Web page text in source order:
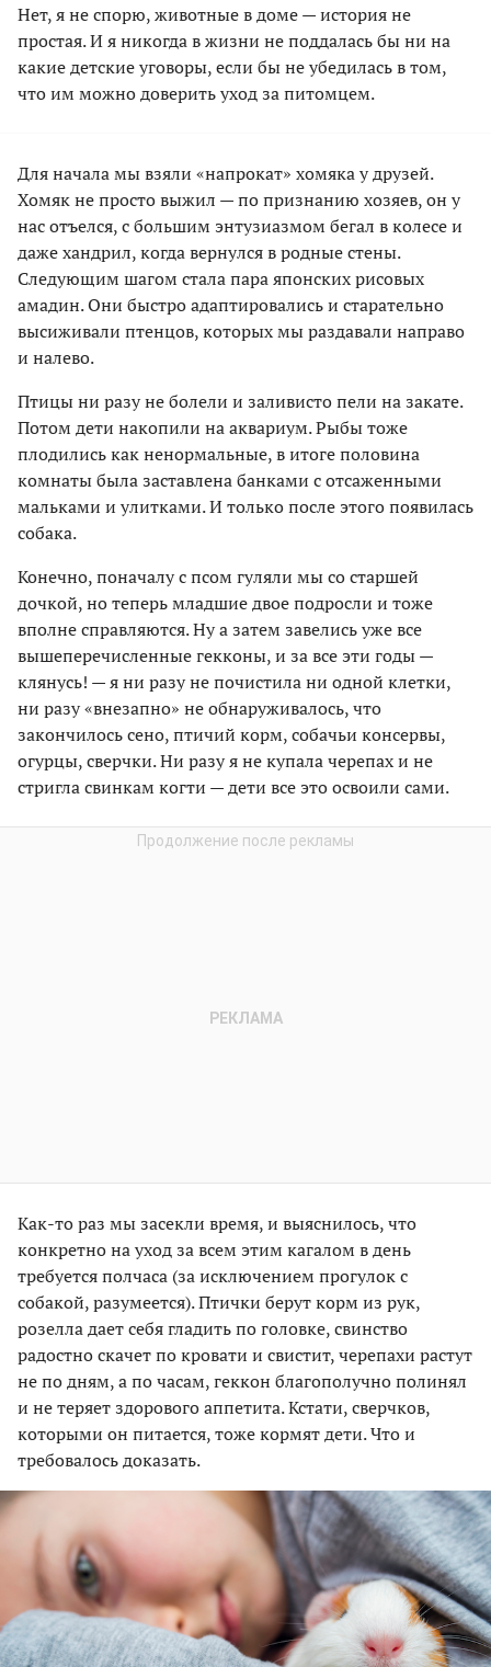
Нет, я не спорю, животные в доме — история не
простая. И я никогда в жизни не поддалась бы ни на
какие детские уговоры, если бы не убедилась в том,
что им можно доверить уход за питомцем.
Для начала мы взяли «напрокат» хомяка у друзей.
Хомяк не просто выжил — по признанию хозяев, он у
нас отъелся, с большим энтузиазмом бегал в колесе и
даже хандрил, когда вернулся в родные стены.
Следующим шагом стала пара японских рисовых
амадин. Они быстро адаптировались и старательно
высиживали птенцов, которых мы раздавали направо
и налево.
Птицы ни разу не болели и заливисто пели на закате.
Потом дети накопили на аквариум. Рыбы тоже
плодились как ненормальные, в итоге половина
комнаты была заставлена банками с отсаженными
мальками и улитками. И только после этого появилась
собака.
Конечно, поначалу с псом гуляли мы со старшей
дочкой, но теперь младшие двое подросли и тоже
вполне справляются. Ну а затем завелись уже все
вышеперечисленные гекконы, и за все эти годы —
клянусь! — я ни разу не почистила ни одной клетки,
ни разу «внезапно» не обнаруживалось, что
закончилось сено, птичий корм, собачьи консервы,
огурцы, сверчки. Ни разу я не купала черепах и не
стригла свинкам когти — дети все это освоили сами.
Как-то раз мы засекли время, и выяснилось, что
конкретно на уход за всем этим кагалом в день
требуется полчаса (за исключением прогулок с
собакой, разумеется). Птички берут корм из рук,
розелла дает себя гладить по головке, свинство
радостно скачет по кровати и свистит, черепахи растут
не по дням, а по часам, геккон благополучно полинял
и не теряет здорового аппетита. Кстати, сверчков,
которыми он питается, тоже кормят дети. Что и
требовалось доказать.